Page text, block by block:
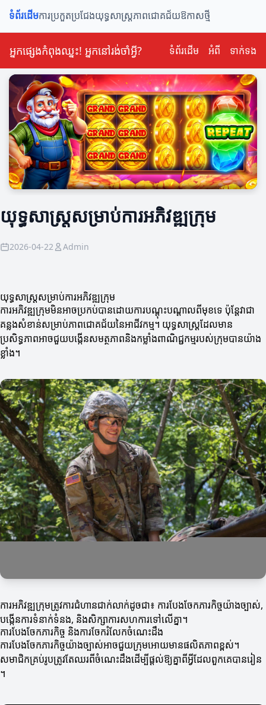
ទំព័រដើមការប្រកួតប្រជែងយុទ្ធសាស្ត្រភាពជោគជ័យឱកាសថ្មី
អ្នកផ្សេងកំពុងឈ្នះ! អ្នកនៅរង់ចាំអ្វី? ទំព័រដើម អំពី ទាក់ទង
យុទ្ធសាស្ត្រសម្រាប់ការអភិវឌ្ឍក្រុម
2026-04-22 Admin
យុទ្ធសាស្ត្រសម្រាប់ការអភិវឌ្ឍក្រុម
ការអភិវឌ្ឍក្រុមមិនអាចប្រកប់បានដោយការបណ្តុះបណ្តាលពីមុខទេ ប៉ុន្តែវាជា
គន្លងសំខាន់សម្រាប់ភាពជោគជ័យនៃអាជីវកម្ម។ យុទ្ធសាស្ត្រដែលមាន
ប្រសិទ្ធភាពអាចជួយបង្កើនសមត្ថភាពនិងកម្លាំងពាណិជ្ជកម្មរបស់ក្រុមបានយ៉ាង
ខ្លាំង។
ការអភិវឌ្ឍក្រុមត្រូវការជំហានជាក់លាក់ដូចជា៖ ការបែងចែកភារកិច្ចយ៉ាងច្បាស់,
បង្កើនការទំនាក់ទំនង, និងសិក្សាការសហការទៅលើគ្នា។
ការបែងចែកភារកិច្ច និងការចែករំលែកចំណេះដឹង
ការបែងចែកភារកិច្ចយ៉ាងច្បាស់អាចជួយក្រុមអោយមានផលិតភាពខ្ពស់។
សមាជិកគ្រប់រូបត្រូវតែឈរពីចំណេះដឹងដើម្បីផ្តល់ឱ្យគ្នាពីអ្វីដែលពួកគេបានរៀន
។